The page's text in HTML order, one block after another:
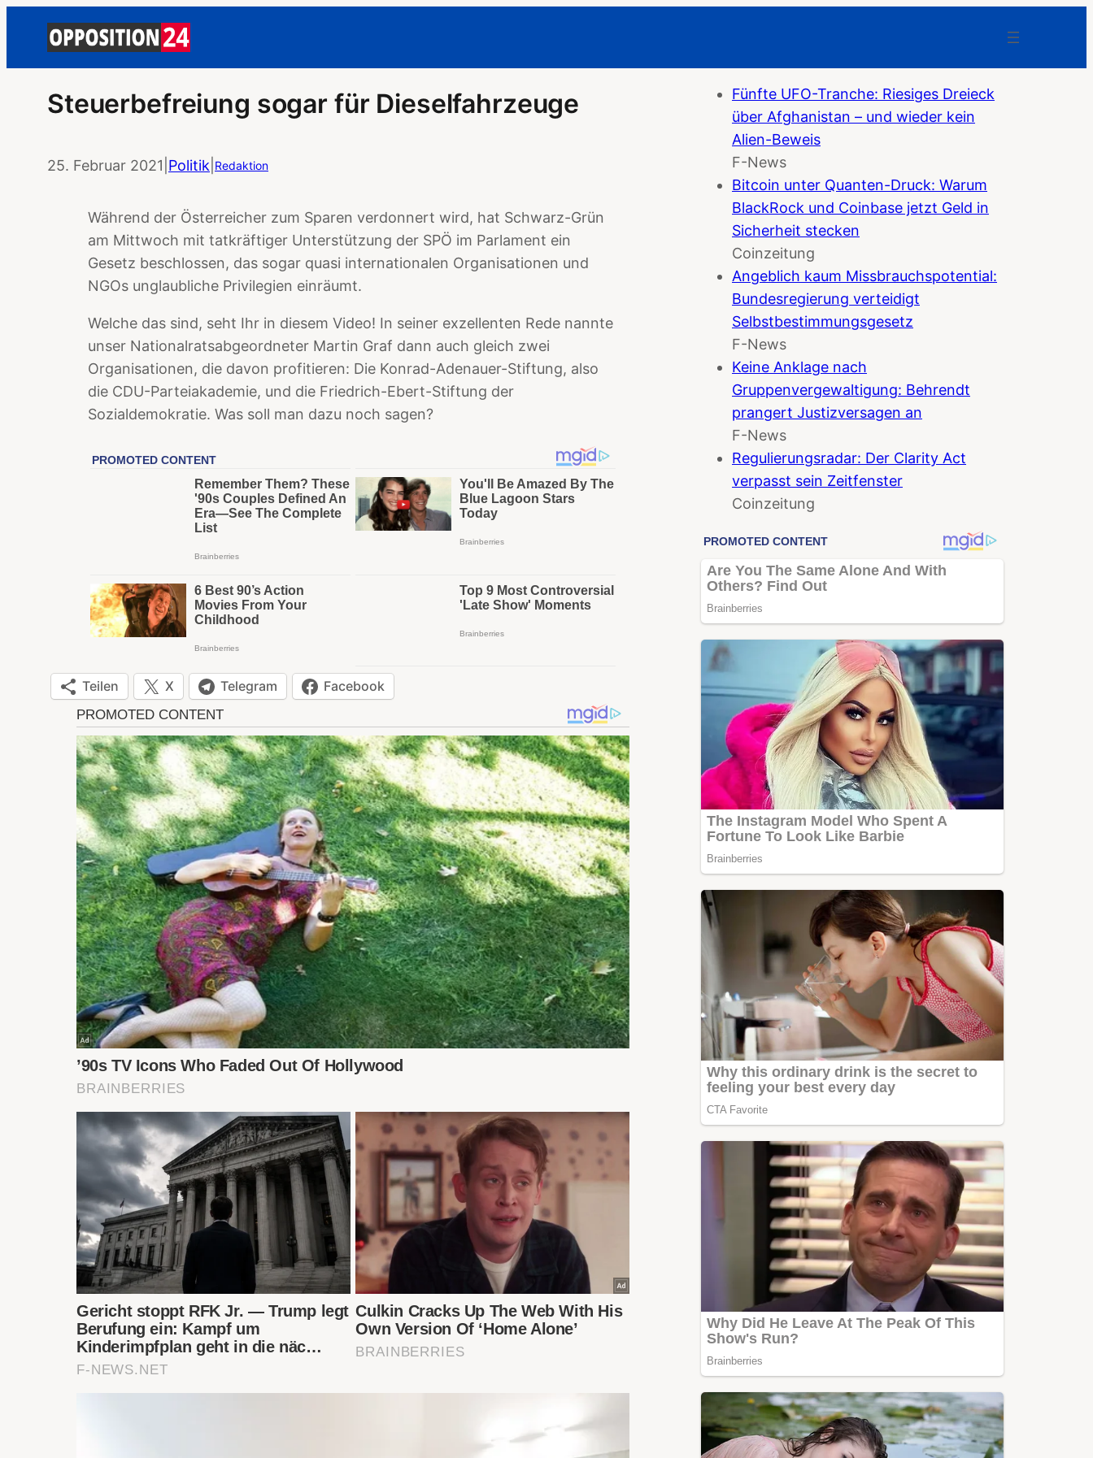
Steuerbefreiung sogar für Dieselfahrzeuge
25. Februar 2021 Politik Redaktion
Während der Österreicher zum Sparen verdonnert wird, hat Schwarz-Grün
am Mittwoch mit tatkräftiger Unterstützung der SPÖ im Parlament ein
Gesetz beschlossen, das sogar quasi internationalen Organisationen und
NGOs unglaubliche Privilegien einräumt.
Welche das sind, seht Ihr in diesem Video! In seiner exzellenten Rede nannte
unser Nationalratsabgeordneter Martin Graf dann auch gleich zwei
Organisationen, die davon profitieren: Die Konrad-Adenauer-Stiftung, also
die CDU-Parteiakademie, und die Friedrich-Ebert-Stiftung der
Sozialdemokratie. Was soll man dazu noch sagen?
Teilen X Telegram Facebook
Fünfte UFO-Tranche: Riesiges Dreieck
über Afghanistan – und wieder kein
Alien-Beweis
F-News
Bitcoin unter Quanten-Druck: Warum
BlackRock und Coinbase jetzt Geld in
Sicherheit stecken
Coinzeitung
Angeblich kaum Missbrauchspotential:
Bundesregierung verteidigt
Selbstbestimmungsgesetz
F-News
Keine Anklage nach
Gruppenvergewaltigung: Behrendt
prangert Justizversagen an
F-News
Regulierungsradar: Der Clarity Act
verpasst sein Zeitfenster
Coinzeitung